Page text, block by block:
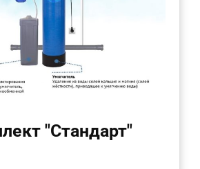
"Стандарт"